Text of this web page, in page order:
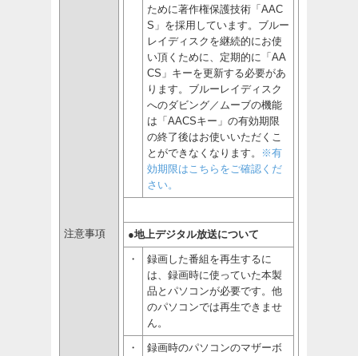
注意事項
ために著作権保護技術「AAC
S」を採用しています。ブルー
レイディスクを継続的にお使
い頂くために、定期的に「AA
CS」キーを更新する必要があ
ります。ブルーレイディスク
へのダビング／ムーブの機能
は「AACSキー」の有効期限
の終了後はお使いいただくこ
とができなくなります。
※有
効期限はこちらをご確認くだ
さい。
●地上デジタル放送について
・
録画した番組を再生するに
は、録画時に使っていた本製
品とパソコンが必要です。他
のパソコンでは再生できませ
ん。
・
録画時のパソコンのマザーボ